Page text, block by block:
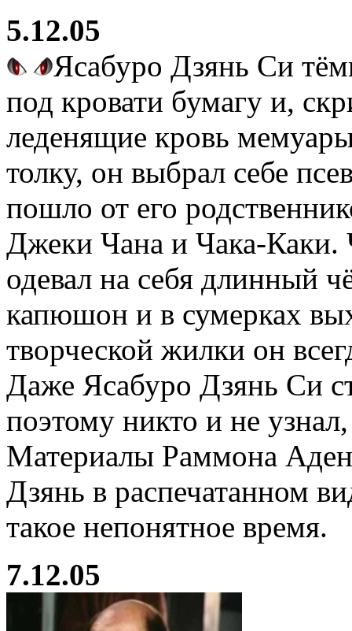
5.12.05
Ясабуро Дзянь Си
под кровати бумагу и,
леденящие кровь
толку, он выбрал себе
пошло от его
Джеки Чана и Чака-Каки.
одевал на себя длинный
капюшон и в сумерках
творческой жилки он
Даже Ясабуро Дзянь Си
поэтому никто и не
Материалы Раммона
Дзянь в распечатанном
такое непонятное время.
7.12.05